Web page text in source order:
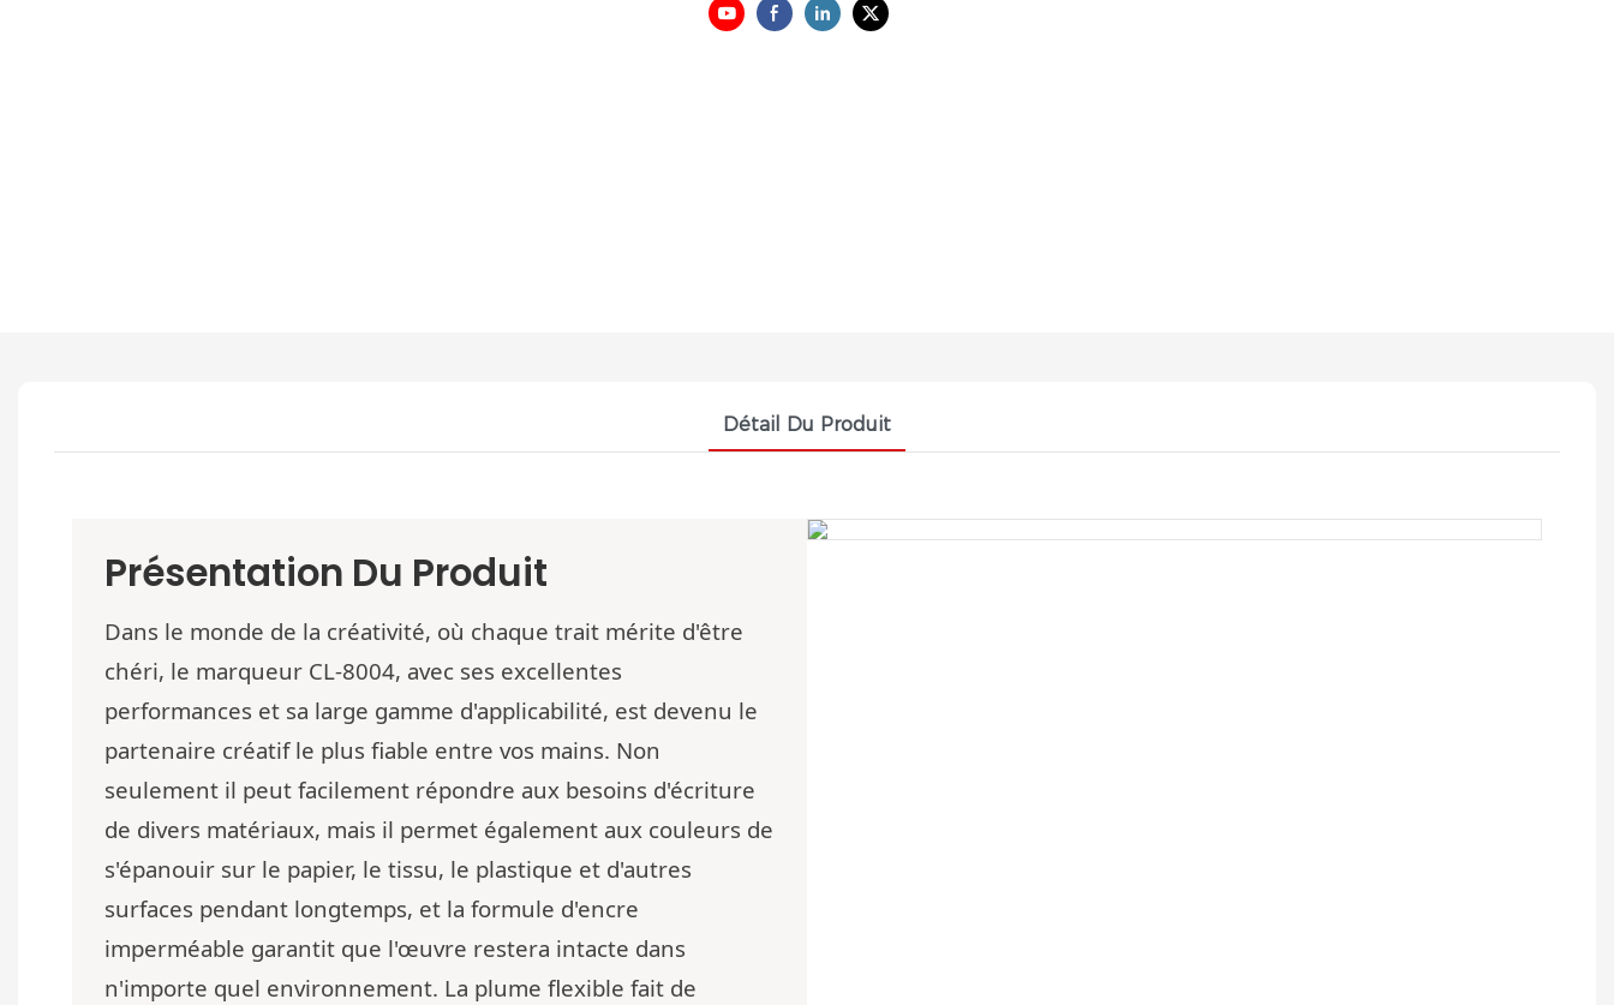
Détail Du Produit
Présentation Du Produit
Dans le monde de la créativité, où chaque trait mérite d'être
chéri, le marqueur CL-8004, avec ses excellentes
performances et sa large gamme d'applicabilité, est devenu le
partenaire créatif le plus fiable entre vos mains. Non
seulement il peut facilement répondre aux besoins d'écriture
de divers matériaux, mais il permet également aux couleurs de
s'épanouir sur le papier, le tissu, le plastique et d'autres
surfaces pendant longtemps, et la formule d'encre
imperméable garantit que l'œuvre restera intacte dans
n'importe quel environnement. La plume flexible fait de